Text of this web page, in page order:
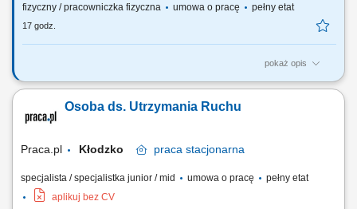
fizyczny / pracowniczka fizyczna
umowa o pracę pełny etat
17 godz.
pokaż opis
Zakres obowiązków: Zapewnienie ciągłości i bezpiecznej pracy
związanych z usuwaniem awarii, analizą ich przyczyn oraz wdrażaniem
rozwiązań usprawniających pracę urządzeń i instalacji. Współpraca z
Osoba ds. Utrzymania Ruchu
Praca.pl Kłodzko praca stacjonarna
specjalista / specjalistka junior / mid umowa o pracę
pełny etat
aplikuj bez CV